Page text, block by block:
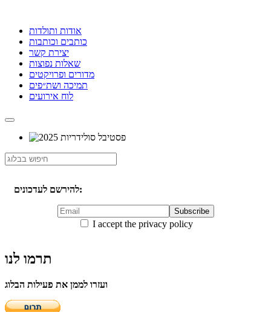
אודות ותולדות
כותבים וכותבות
יצירת קשר
שאלות נפוצות
מדורים ופרויקטים
תמיכה ושת״פים
לוח אירועים
להירשם לעדכונים:
I accept the privacy policy
תרמו לנו
ועזרו לממן את פעילות הבלוג